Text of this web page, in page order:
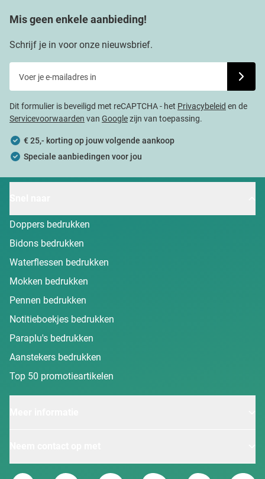
Mis geen enkele aanbieding!
Schrijf je in voor onze nieuwsbrief.
Dit formulier is beveiligd met reCAPTCHA - het Privacybeleid en de
Servicevoorwaarden van Googlezijn van toepassing.
€ 25,- korting op jouw volgende aankoop
Speciale aanbiedingen voor jou
Doppers bedrukken
Bidons bedrukken
Waterflessen bedrukken
Mokken bedrukken
Pennen bedrukken
Notitieboekjes bedrukken
Paraplu's bedrukken
Aanstekers bedrukken
Top 50 promotieartikelen